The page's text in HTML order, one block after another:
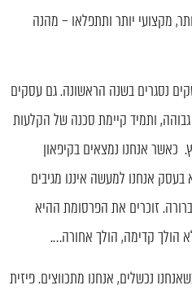
מקצועי יותר ותתפלאו – מהנה
אומרת ש60% מהעסקים נסגרים בשנה הראשונה. גם עסקים
ותמיד קיימת סכנה של הקלעות
אנחנו נמצאים בקיפאון
אנחנו למעשה איננו מגיבים
זוכרים את הפרסומת ההיא
נכשלים, אנחנו מתכווצים. פיזית